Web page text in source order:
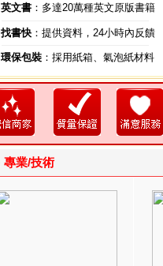
英文書 ：多達20萬種英文原版書籍
找書快 ：提供資料，24小時內反饋
環保包裝 ：採用紙箱、氣泡紙材料
專業/技術